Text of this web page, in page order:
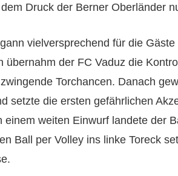
Druck der Berner Oberländer
vielversprechend für die
übernahm der FC Vaduz die
Torchancen. Danach
setzte die ersten gefährlichen
einem weiten Einwurf landete der
Ball per Volley ins linke Toreck